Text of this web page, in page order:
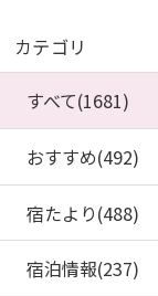
カテゴリ
すべて(1681)
おすすめ(492)
宿たより(488)
宿泊情報(237)